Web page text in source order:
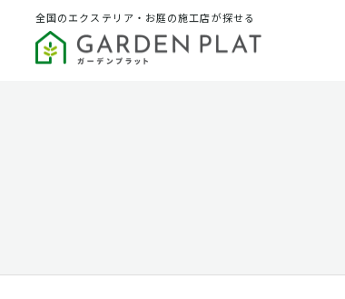
全国のエクステリア・お庭の施工店が探せる